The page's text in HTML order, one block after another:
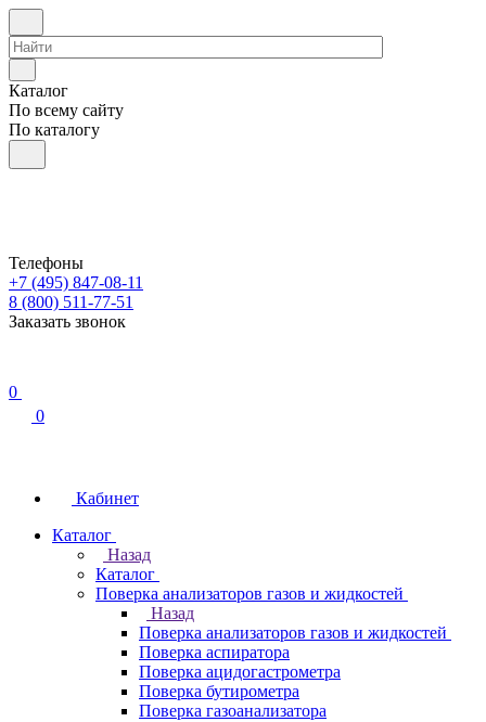
Каталог
По всему сайту
По каталогу
Телефоны
+7 (495) 847-08-11
8 (800) 511-77-51
Заказать звонок
0
0
Кабинет
Каталог
Назад
Каталог
Поверка анализаторов газов и жидкостей
Назад
Поверка анализаторов газов и жидкостей
Поверка аспиратора
Поверка ацидогастрометра
Поверка бутирометра
Поверка газоанализатора